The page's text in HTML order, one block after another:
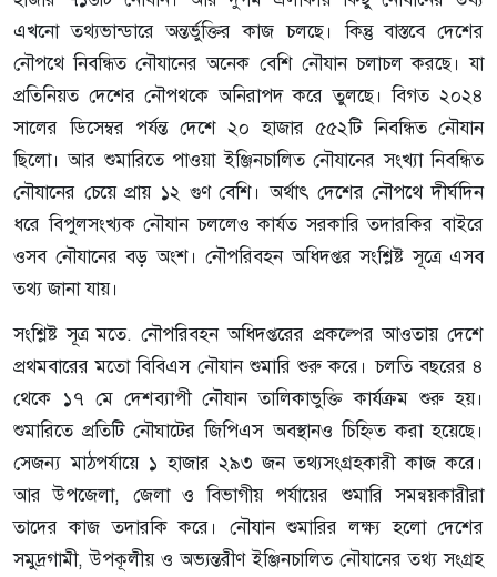
এখনো তথ্যভান্ডারে অন্তর্ভুক্তির কাজ চলছে। কিন্তু বাস্তবে দেশের
নৌপথে নিবন্ধিত নৌযানের অনেক বেশি নৌযান চলাচল করছে। যা
প্রতিনিয়ত দেশের নৌপথকে অনিরাপদ করে তুলছে। বিগত ২০২৪
সালের ডিসেম্বর পর্যন্ত দেশে ২০ হাজার ৫৫২টি নিবন্ধিত নৌযান
ছিলো। আর শুমারিতে পাওয়া ইঞ্জিনচালিত নৌযানের সংখ্যা নিবন্ধিত
নৌযানের চেয়ে প্রায় ১২ গুণ বেশি। অর্থাৎ দেশের নৌপথে দীর্ঘদিন
ধরে বিপুলসংখ্যক নৌযান চললেও কার্যত সরকারি তদারকির বাইরে
ওসব নৌযানের বড় অংশ। নৌপরিবহন অধিদপ্তর সংশ্লিষ্ট সূত্রে এসব
তথ্য জানা যায়।
সংশ্লিষ্ট সূত্র মতে. নৌপরিবহন অধিদপ্তরের প্রকল্পের আওতায় দেশে
প্রথমবারের মতো বিবিএস নৌযান শুমারি শুরু করে। চলতি বছরের ৪
থেকে ১৭ মে দেশব্যাপী নৌযান তালিকাভুক্তি কার্যক্রম শুরু হয়।
শুমারিতে প্রতিটি নৌঘাটের জিপিএস অবস্থানও চিহ্নিত করা হয়েছে।
সেজন্য মাঠপর্যায়ে ১ হাজার ২৯৩ জন তথ্যসংগ্রহকারী কাজ করে।
আর উপজেলা, জেলা ও বিভাগীয় পর্যায়ের শুমারি সমন্বয়কারীরা
তাদের কাজ তদারকি করে। নৌযান শুমারির লক্ষ্য হলো দেশের
সমুদ্রগামী, উপকূলীয় ও অভ্যন্তরীণ ইঞ্জিনচালিত নৌযানের তথ্য সংগ্রহ